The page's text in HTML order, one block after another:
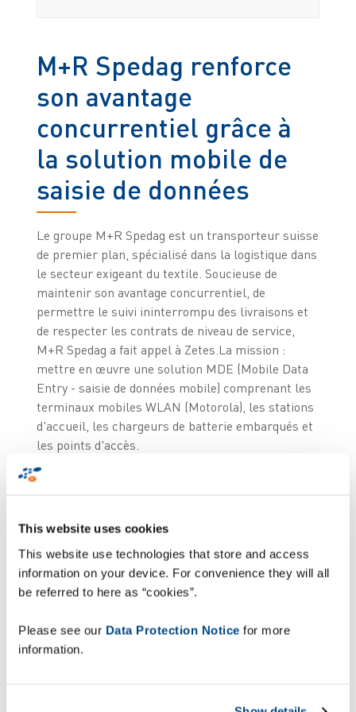
This website uses cookies
This website use technologies that store and access
information on your device. For convenience they will all
be referred to here as “cookies”.
Please see our Data Protection Notice for more
information.
M+R Spedag renforce
son avantage
concurrentiel grâce à
la solution mobile de
saisie de données
Le groupe M+R Spedag est un transporteur suisse
de premier plan, spécialisé dans la logistique dans
le secteur exigeant du textile. Soucieuse de
maintenir son avantage concurrentiel, de
permettre le suivi ininterrompu des livraisons et
de respecter les contrats de niveau de service,
M+R Spedag a fait appel à Zetes.La mission :
mettre en œuvre une solution MDE (Mobile Data
Entry - saisie de données mobile) comprenant les
terminaux mobiles WLAN (Motorola), les stations
d'accueil, les chargeurs de batterie embarqués et
les points d'accès.
transparente, de
l'entrepôt au point de
vente
Zetes a subdivisé la chaîne logistique en quatre
processus distincts. Le contrôle de chargement